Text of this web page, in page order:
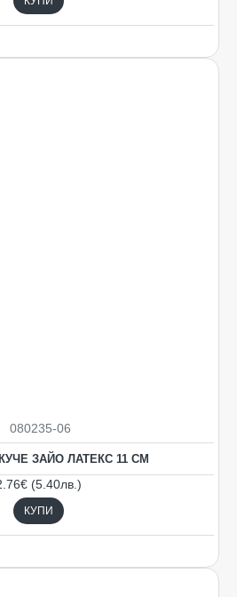
080235-06
ЗАЙО ЛАТЕКС 11 СМ
(5.40лв.)
КУПИ